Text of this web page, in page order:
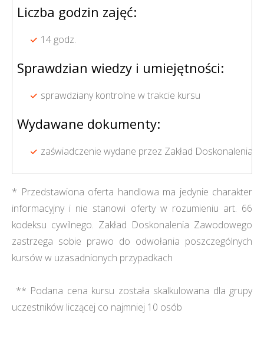
Liczba godzin zajęć:
14 godz.
Sprawdzian wiedzy i umiejętności:
sprawdziany kontrolne w trakcie kursu
Wydawane dokumenty:
zaświadczenie wydane przez Zakład Doskonalenia
* Przedstawiona oferta handlowa ma jedynie charakter
informacyjny i nie stanowi oferty w rozumieniu art. 66
kodeksu cywilnego. Zakład Doskonalenia Zawodowego
zastrzega sobie prawo do odwołania poszczególnych
kursów w uzasadnionych przypadkach
** Podana cena kursu została skalkulowana dla grupy
uczestników liczącej co najmniej 10 osób